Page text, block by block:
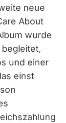
neue
About
wurde
und einer
einst